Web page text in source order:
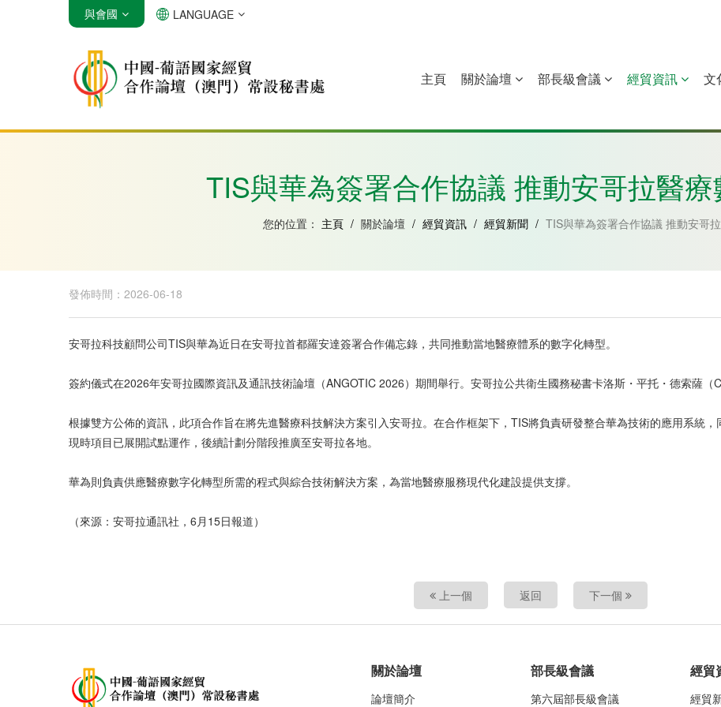
安哥拉 巴西 佛得角 幾內亞比紹 赤道幾內亞 莫桑比克
與會國 LANGUAGE
主頁 關於論壇 部長級會議 經貿資訊 文
TIS與華為簽署合作協議 推動安哥拉醫
您的位置： 主頁 / 關於論壇 / 經貿資訊 / 經貿新聞 / TIS與華為簽署合作協議 推動安哥
發佈時間：2026-06-18
安哥拉科技顧問公司TIS與華為近日在安哥拉首都羅安達簽署合作備忘錄，共同推動當地醫療體系的數字化轉型。
簽約儀式在2026年安哥拉國際資訊及通訊技術論壇（ANGOTIC 2026）期間舉行。安哥拉公共衛生國務秘書卡洛斯・平托・德索薩（
根據雙方公佈的資訊，此項合作旨在將先進醫療科技解決方案引入安哥拉。在合作框架下，TIS將負責研發整合華為技術的應用系統，
現時項目已展開試點運作，後續計劃分階段推廣至安哥拉各地。
華為則負責供應醫療數字化轉型所需的程式與綜合技術解決方案，為當地醫療服務現代化建設提供支撐。
（來源：安哥拉通訊社，6月15日報道）
上一個 返回 下一個
關於論壇
論壇簡介
部長級會議
第六屆部長級會議
經貿
經貿